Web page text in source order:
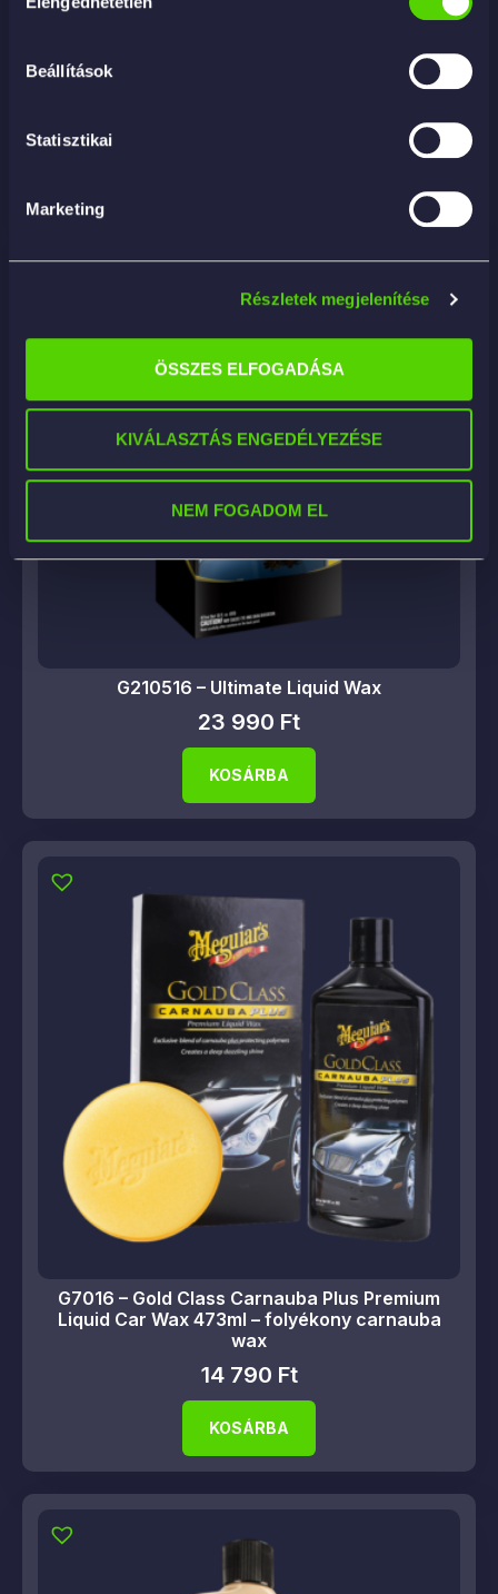
kiválasztása
Beállítások
Statisztikai
Marketing
Részletek megjelenítése
ÖSSZES ELFOGADÁSA
KIVÁLASZTÁS ENGEDÉLYEZÉSE
NEM FOGADOM EL
G12718 – NXT Tech Liquid Wax 2.0
G210516 – Ultimate Liquid Wax
23 990 Ft
KOSÁRBA
G7016 – Gold Class Carnauba Plus Premium
Liquid Car Wax 473ml – folyékony carnauba
wax
14 790 Ft
KOSÁRBA